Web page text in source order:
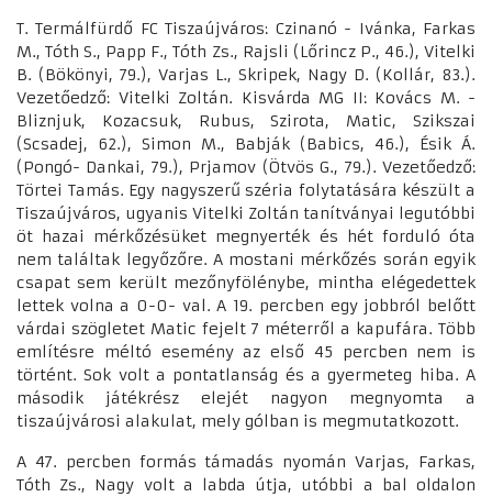
T. Termálfürdő FC Tiszaújváros: Czinanó - Ivánka, Farkas
M., Tóth S., Papp F., Tóth Zs., Rajsli (Lőrincz P., 46.), Vitelki
B. (Bökönyi, 79.), Varjas L., Skripek, Nagy D. (Kollár, 83.).
Vezetőedző: Vitelki Zoltán. Kisvárda MG II: Kovács M. -
Bliznjuk, Kozacsuk, Rubus, Szirota, Matic, Szikszai
(Scsadej, 62.), Simon M., Babják (Babics, 46.), Ésik Á.
(Pongó- Dankai, 79.), Prjamov (Ötvös G., 79.). Vezetőedző:
Törtei Tamás. Egy nagyszerű széria folytatására készült a
Tiszaújváros, ugyanis Vitelki Zoltán tanítványai legutóbbi
öt hazai mérkőzésüket megnyerték és hét forduló óta
nem találtak legyőzőre. A mostani mérkőzés során egyik
csapat sem került mezőnyfölénybe, mintha elégedettek
lettek volna a 0-0- val. A 19. percben egy jobbról belőtt
várdai szögletet Matic fejelt 7 méterről a kapufára. Több
említésre méltó esemény az első 45 percben nem is
történt. Sok volt a pontatlanság és a gyermeteg hiba. A
második játékrész elejét nagyon megnyomta a
tiszaújvárosi alakulat, mely gólban is megmutatkozott.
A 47. percben formás támadás nyomán Varjas, Farkas,
Tóth Zs., Nagy volt a labda útja, utóbbi a bal oldalon